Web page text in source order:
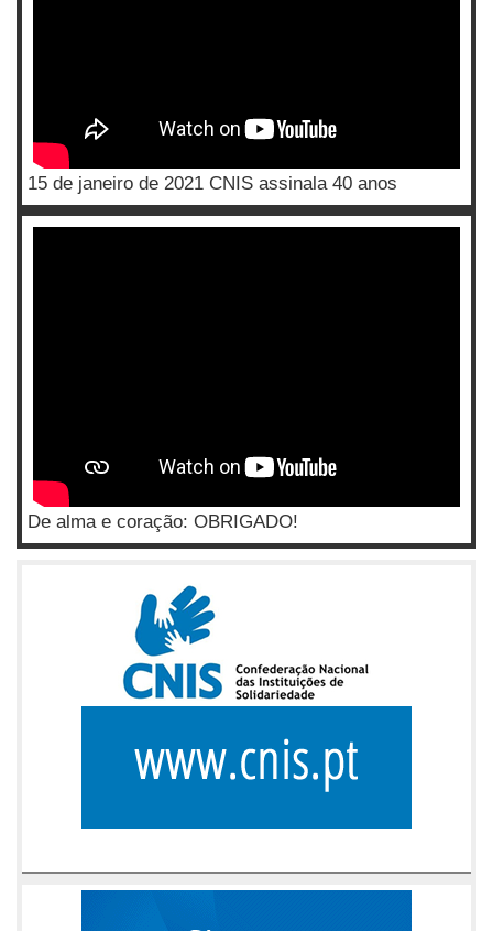
15 de janeiro de 2021 CNIS assinala 40 anos
De alma e coração: OBRIGADO!